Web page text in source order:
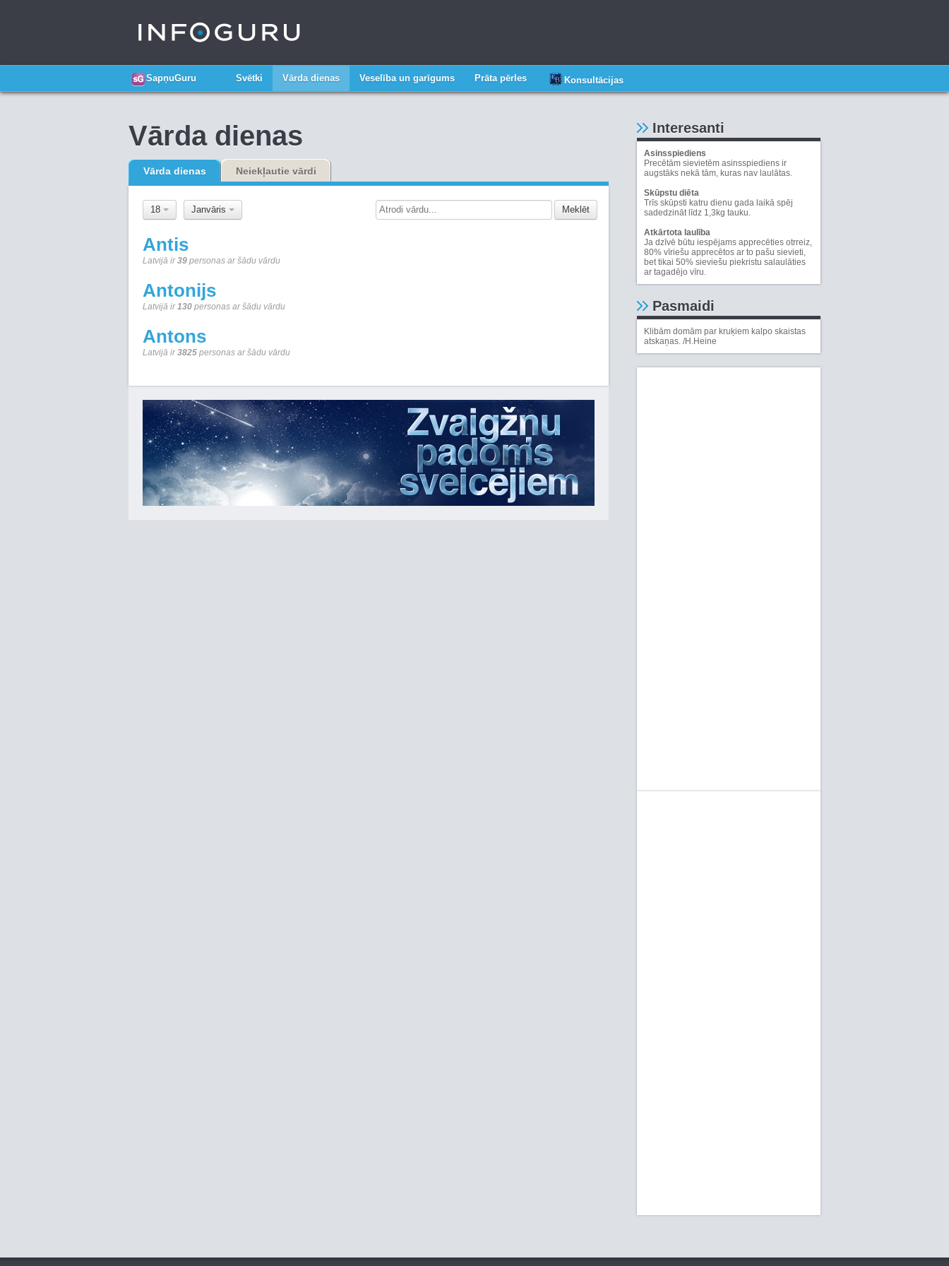
SapņuGuru Svētki Vārda dienas Veselība un garīgums Prāta pērles Konsultācijas
Vārda dienas
Vārda dienas Neiekļautie vārdi
18 Janvāris Meklēt
Antis
Latvijā ir39 personas ar šādu vārdu
Antonijs
Latvijā ir130 personas ar šādu vārdu
Antons
Latvijā ir3825 personas ar šādu vārdu
Interesanti
Asinsspiediens
Precētām sievietēm asinsspiediens ir
augstāks nekā tām, kuras nav laulātas.
Skūpstu diēta
Trīs skūpsti katru dienu gada laikā spēj
sadedzināt līdz 1,3kg tauku.
Atkārtota laulība
Ja dzīvē būtu iespējams apprecēties otrreiz,
80% vīriešu apprecētos ar to pašu sievieti,
bet tikai 50% sieviešu piekristu salaulāties
ar tagadējo vīru.
Pasmaidi
Klibām domām par kruķiem kalpo skaistas
atskaņas. /H.Heine